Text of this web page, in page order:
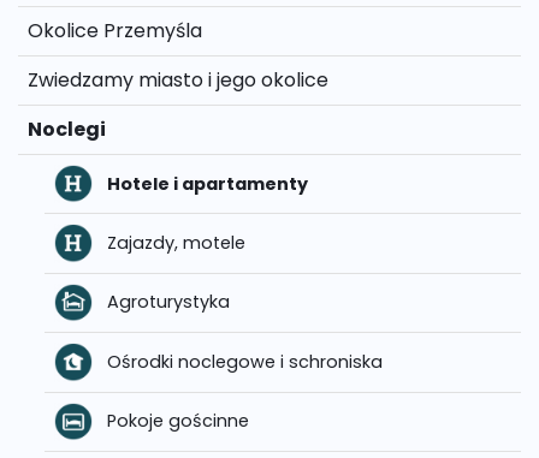
Okolice Przemyśla
Zwiedzamy miasto i jego okolice
Noclegi
Hotele i apartamenty
Zajazdy, motele
Agroturystyka
Ośrodki noclegowe i schroniska
Pokoje gościnne